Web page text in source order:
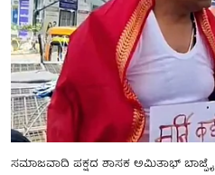
ಸಮಾಜವಾದಿ ಪಕ್ಷದ ಶಾಸಕ ಅಮಿತಾಭ್ ಬಾಜ್ಪೈ